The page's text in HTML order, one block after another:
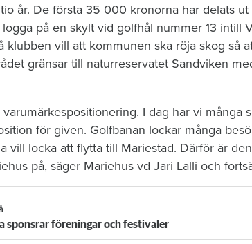
år. De första 35 000 kronorna har delats
på en skylt vid golfhål nummer 13 intill
klubben vill att kommunen ska röja skog så
gränsar till naturreservatet Sandviken
I dag har vi många
för given. Golfbanan lockar många
vill locka att flytta till Mariestad. Därför är
på, säger Mariehus vd Jari Lalli och
sponsrar föreningar och festivaler